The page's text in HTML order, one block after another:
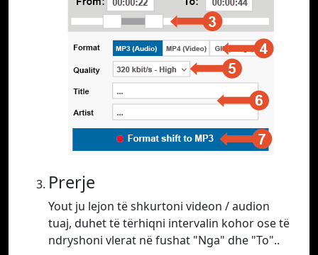
Prerje
Yout ju lejon të shkurtoni videon / audion
tuaj, duhet të tërhiqni intervalin kohor ose të
ndryshoni vlerat në fushat "Nga" dhe "To"..